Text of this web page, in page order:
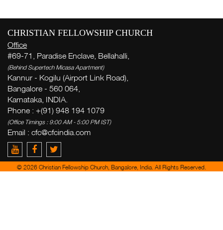
CHRISTIAN FELLOWSHIP CHURCH
Office
#69-71, Paradise Enclave, Bellahalli,
(Behind Supertech Micasa Apartment)
Kannur - Kogilu (Airport Link Road),
Bangalore - 560 064,
Karnataka, INDIA.
Phone : +(91) 948 194 1079
(Office Timings : 9:00 AM - 5:00 PM IST)
Email : cfc@cfcindia.com
© 2026 Christian Fellowship Church, Bangalore, India. All Rights Reserved.